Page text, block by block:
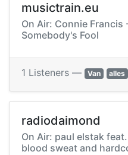
musictrain.eu
On Air: Connie Francis
Somebody's Fool
1 Listeners — Van alles
radiodaimond
On Air: paul elstak
blood sweat and